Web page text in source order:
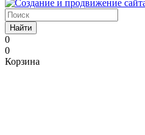
Найти
0
0
Корзина